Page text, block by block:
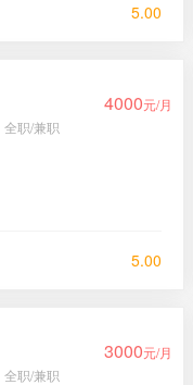
5.00
4000元/月
全职/兼职
5.00
3000元/月
全职/兼职